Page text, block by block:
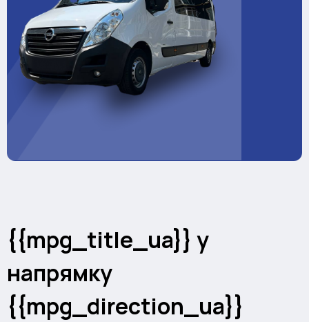
{{mpg_title_ua}} у
напрямку
{{mpg_direction_ua}}